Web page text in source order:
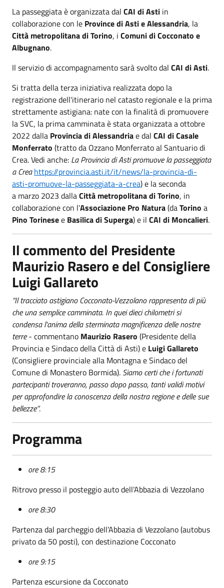
La passeggiata è organizzata dal CAI di Asti in
collaborazione con le Province di AstieAlessandria, la
Città metropolitana di Torino, i Comuni di Cocconato e
Albugnano.
Il servizio di accompagnamento sarà svolto dal CAI di Asti.
Si tratta della terza iniziativa realizzata dopo la
registrazione dell'itinerario nel catasto regionale e la prima
strettamente astigiana: nate con la finalità di promuovere
la SVC, la prima camminata è stata organizzata a ottobre
2022 dalla Provincia di Alessandriae dal CAI di Casale
Monferrato (tratto da Ozzano Monferrato al Santuario di
Crea. Vedi anche: La Provincia di Asti promuove la passeggiata
a Crea https://provincia.asti.it/it/news/la-provincia-di-
asti-promuove-la-passeggiata-a-crea) e la seconda
a marzo 2023 dallaCittà metropolitanadi Torino, in
collaborazione con l'Associazione Pro Natura(daTorino a
Pino Torinesee Basilica di Superga) e il CAI di Moncalieri.
Il commento del Presidente
Maurizio Rasero e del Consigliere
Luigi Gallareto
“Il tracciato astigiano Cocconato-Vezzolano rappresenta di più
che una semplice camminata. In quei dieci chilometri si
condensa l'anima della sterminata magnificenza delle nostre
terre- commentano Maurizio Rasero (Presidente della
Provincia e Sindaco della Città di Asti) e Luigi Gallareto
(Consigliere provinciale alla Montagna e Sindaco del
Comune di Monastero Bormida). Siamo certi che i fortunati
partecipanti troveranno, passo dopo passo, tanti validi motivi
per approfondire la conoscenza della nostra regione e delle sue
bellezze”.
Programma
ore 8:15
Ritrovo presso il posteggio auto dell’Abbazia di Vezzolano
ore 8:30
Partenza dal parcheggio dell’Abbazia di Vezzolano (autobus
privato da 50 posti), con destinazione Cocconato
ore 9:15
Partenza escursione da Cocconato